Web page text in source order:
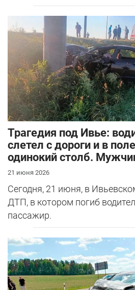
Трагедия под Ивье:
слетел с дороги и в
одинокий столб.
21 июня 2026
Сегодня, 21 июня, в
ДТП, в котором погиб
пассажир.